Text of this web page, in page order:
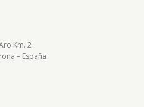
Km. 2
– España